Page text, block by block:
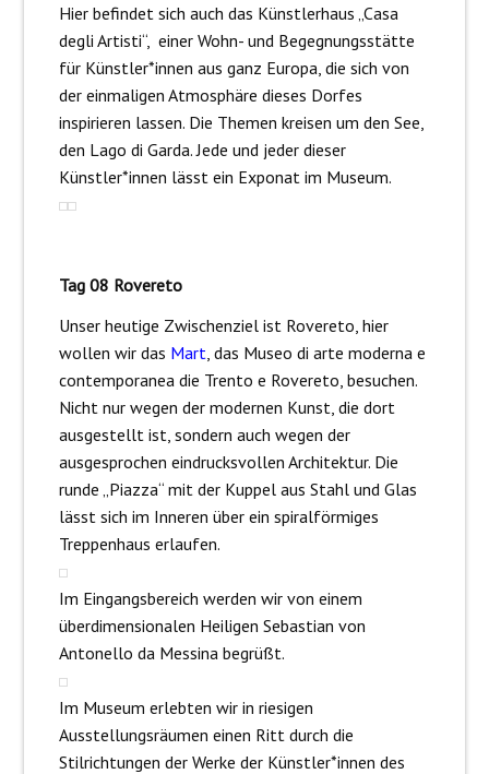
Hier befindet sich auch das Künstlerhaus „Casa
degli Artisti“, einer Wohn- und Begegnungsstätte
für Künstler*innen aus ganz Europa, die sich von
der einmaligen Atmosphäre dieses Dorfes
inspirieren lassen. Die Themen kreisen um den See,
den Lago di Garda. Jede und jeder dieser
Künstler*innen lässt ein Exponat im Museum.
Tag 08 Rovereto
Unser heutige Zwischenziel ist Rovereto, hier
wollen wir das Mart , das Museo di arte moderna e
contemporanea die Trento e Rovereto, besuchen.
Nicht nur wegen der modernen Kunst, die dort
ausgestellt ist, sondern auch wegen der
ausgesprochen eindrucksvollen Architektur. Die
runde „Piazza“ mit der Kuppel aus Stahl und Glas
lässt sich im Inneren über ein spiralförmiges
Treppenhaus erlaufen.
Im Eingangsbereich werden wir von einem
überdimensionalen Heiligen Sebastian von
Antonello da Messina begrüßt.
Im Museum erlebten wir in riesigen
Ausstellungsräumen einen Ritt durch die
Stilrichtungen der Werke der Künstler*innen des